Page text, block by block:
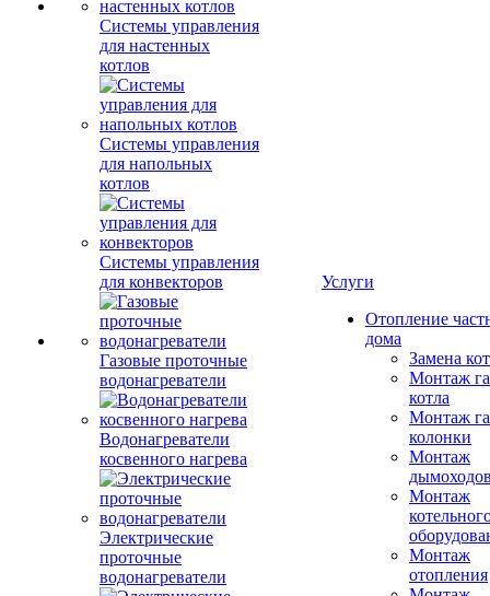
Системы управления
для настенных
котлов
Системы управления
для напольных
котлов
Системы управления
для конвекторов
Газовые проточные
водонагреватели
Водонагреватели
косвенного нагрева
Электрические
проточные
водонагреватели
Услуги
Отопление
дома
Замена
Монтаж
котла
Монтаж
колонки
Монтаж
Монтаж
Монтаж
отопления